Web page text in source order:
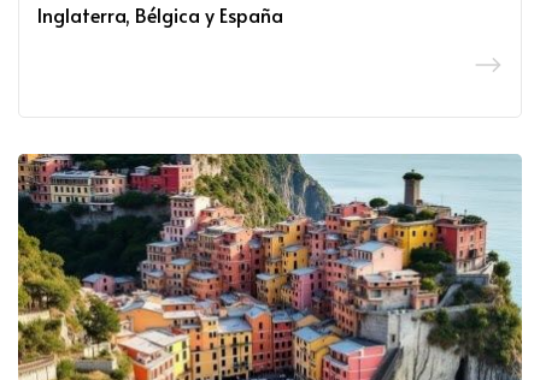
Inglaterra, Bélgica y España